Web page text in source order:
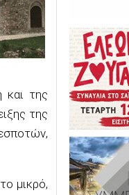
και της
της
μικρό,